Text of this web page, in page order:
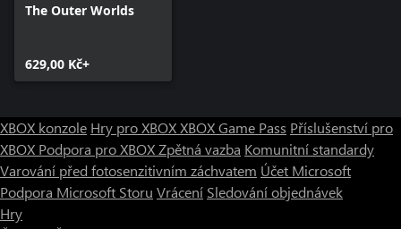
The Outer Worlds
629,00 Kč+
XBOX konzole Hry pro XBOXXBOX Game Pass Příslušenství pro
XBOX Podpora pro XBOXZpětná vazba Komunitní standardy
Varování před fotosenzitivním záchvatem Účet Microsoft
Podpora Microsoft Storu Vrácení Sledování objednávek
Hry